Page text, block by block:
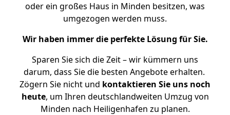
oder ein großes Haus in Minden besitzen, was
umgezogen werden muss.
Wir haben immer die perfekte Lösung für Sie.
Sparen Sie sich die Zeit – wir kümmern uns
darum, dass Sie die besten Angebote erhalten.
Zögern Sie nicht und kontaktieren Sie uns noch
heute, um Ihren deutschlandweiten Umzug von
Minden nach Heiligenhafen zu planen.